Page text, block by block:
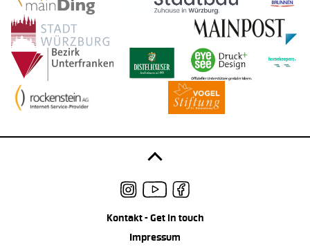
Kontakt - Get in touch
Impressum